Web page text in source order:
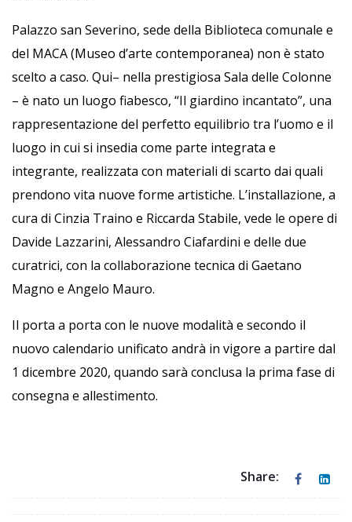
Palazzo san Severino, sede della Biblioteca comunale e
del MACA (Museo d’arte contemporanea) non è stato
scelto a caso. Qui– nella prestigiosa Sala delle Colonne
– è nato un luogo fiabesco, “Il giardino incantato”, una
rappresentazione del perfetto equilibrio tra l’uomo e il
luogo in cui si insedia come parte integrata e
integrante, realizzata con materiali di scarto dai quali
prendono vita nuove forme artistiche. L’installazione, a
cura di Cinzia Traino e Riccarda Stabile, vede le opere di
Davide Lazzarini, Alessandro Ciafardini e delle due
curatrici, con la collaborazione tecnica di Gaetano
Magno e Angelo Mauro.
Il porta a porta con le nuove modalità e secondo il
nuovo calendario unificato andrà in vigore a partire dal
1 dicembre 2020, quando sarà conclusa la prima fase di
consegna e allestimento.
Share: